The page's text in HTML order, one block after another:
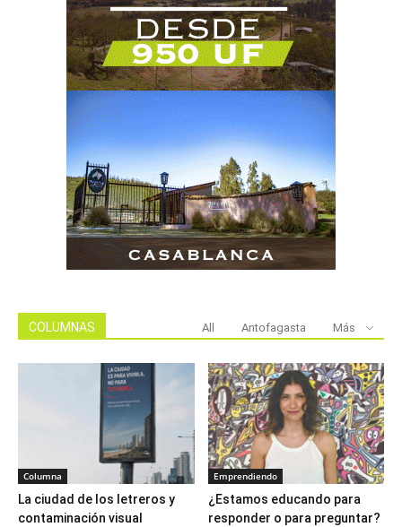
COLUMNAS All Antofagasta Más
Columna
La ciudad de los letreros y
contaminación visual
Emprendiendo
¿Estamos educando para
responder o para preguntar?